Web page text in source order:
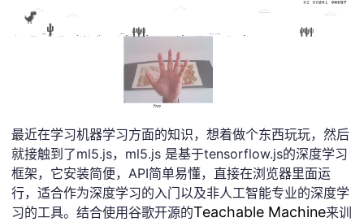
最近在学习机器学习方面的知识，想着做个东西玩玩，然后
就接触到了ml5.js，ml5.js 是基于tensorflow.js的深度学习
框架，它安装简便，API简单易懂，直接在浏览器里面运
行，适合作为深度学习的入门以及非人工智能专业的深度学
习的工具。结合使用谷歌开源的Teachable Machine来训